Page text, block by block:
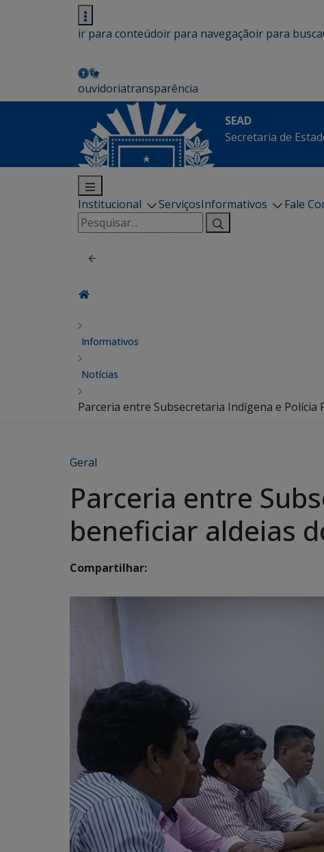
ir para conteúdoir para navegaçãoir para busca
ouvidoriatransparência
SEAD
Secretaria de
Institucional ServiçosInformativos
Fale
Pesquisar
por:
Informativos
Notícias
Parceria entre Subsecretaria Indígena e Polícia
Geral
Parceria entre
beneficiar aldeias
Compartilhar: